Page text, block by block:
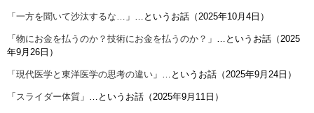
「 一方を聞いて沙汰するな… 」…というお話（2025年10月4日）
「 物にお金を払うのか？技術にお金を払うのか？ 」…というお話（2025
年9月26日）
「 現代医学と東洋医学の思考の違い 」…というお話（2025年9月24日）
「 スライダー体質 」…というお話（2025年9月11日）